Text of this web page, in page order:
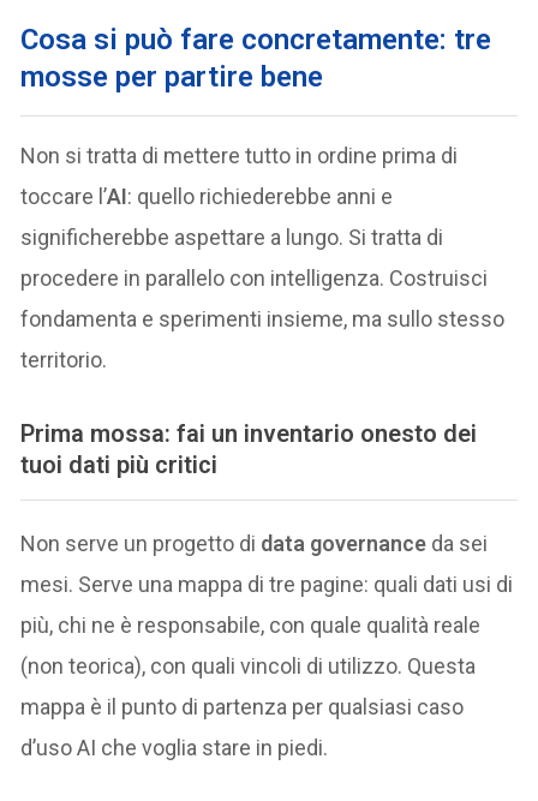
Cosa si può fare concretamente: tre
mosse per partire bene
Non si tratta di mettere tutto in ordine prima di
toccare l’AI: quello richiederebbe anni e
significherebbe aspettare a lungo. Si tratta di
procedere in parallelo con intelligenza. Costruisci
fondamenta e sperimenti insieme, ma sullo stesso
territorio.
Prima mossa: fai un inventario onesto dei
tuoi dati più critici
Non serve un progetto di data governance da sei
mesi. Serve una mappa di tre pagine: quali dati usi di
più, chi ne è responsabile, con quale qualità reale
(non teorica), con quali vincoli di utilizzo. Questa
mappa è il punto di partenza per qualsiasi caso
d’uso AI che voglia stare in piedi.